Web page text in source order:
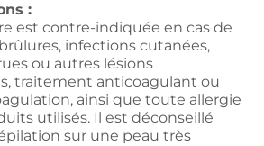
:
est contre-indiquée en cas de
infections cutanées,
ou autres lésions
traitement anticoagulant ou
ainsi que toute allergie
utilisés. Il est déconseillé
sur une peau très